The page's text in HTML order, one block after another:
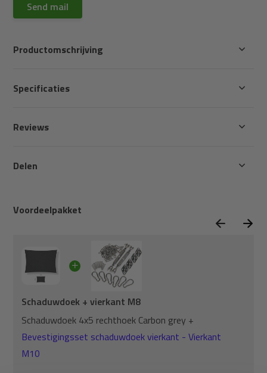
Send mail
Voordeelpakket
Schaduwdoek + vierkant M8
Schaduwdoek 4x5 rechthoek Carbon grey +
Bevestigingsset schaduwdoek vierkant - Vierkant
M10
Productomschrijving
Specificaties
Reviews
Delen